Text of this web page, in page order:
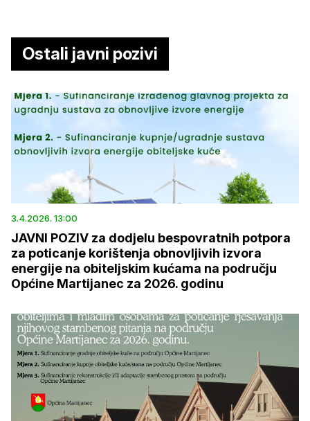
Ostali javni pozivi
3.4.2026. 13:00
JAVNI POZIV za dodjelu bespovratnih potpora
za poticanje korištenja obnovljivih izvora
energije na obiteljskim kućama na području
Općine Martijanec za 2026. godinu